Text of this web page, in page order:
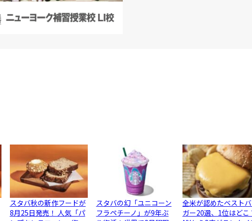
スタバ秋の新作フードが
8月25日発売！ 人気「パ
スタバの幻「ユニコーン
フラペチーノ」が9年ぶ
全米が認めたベスト
ガー20選、1位はどこ